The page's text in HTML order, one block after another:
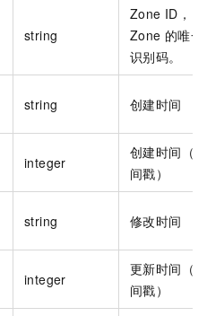
string
Zone ID，
Zone 的唯一
识别码。
string 创建时间
integer
创建时间（时
间戳）
string 修改时间
integer
更新时间（时
间戳）